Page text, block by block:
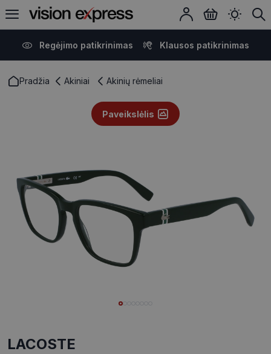
Regėjimo patikrinimas Klausos patikrinimas
Pradžia Akiniai Akinių rėmeliai
Paveikslėlis
LACOSTE